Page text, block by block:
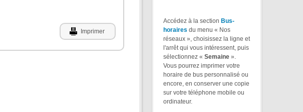
Imprimer
Accédez à la section Bus-
horaires du menu « Nos
réseaux », choisissez la ligne et
l'arrêt qui vous intéressent, puis
sélectionnez « Semaine ».
Vous pourrez imprimer votre
horaire de bus personnalisé ou
encore, en conserver une copie
sur votre téléphone mobile ou
ordinateur.